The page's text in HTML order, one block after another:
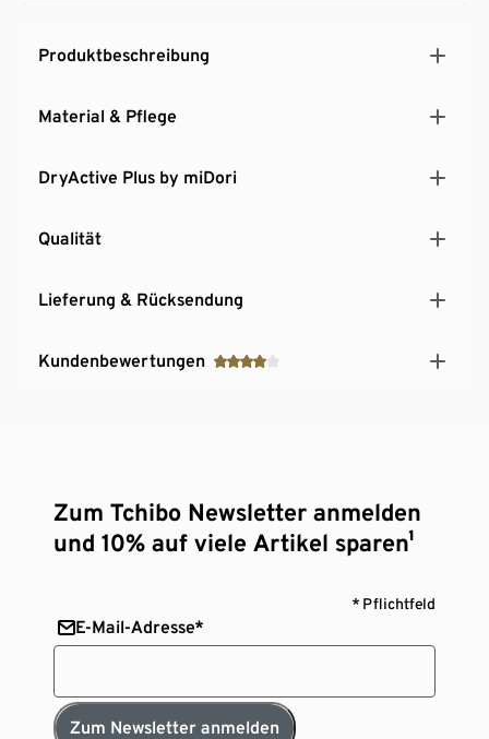
Produktbeschreibung
Material & Pflege
DryActive Plus by miDori
Qualität
Lieferung & Rücksendung
Kundenbewertungen
Zum Tchibo Newsletter anmelden
und 10% auf viele Artikel sparen¹
* Pflichtfeld
E-Mail-Adresse*
Zum Newsletter anmelden